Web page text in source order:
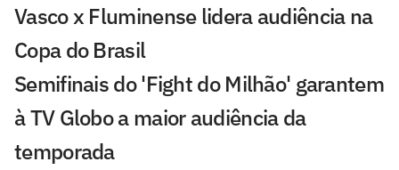
Vasco x Fluminense lidera audiência na
Copa do Brasil
Semifinais do 'Fight do Milhão' garantem
à TV Globo a maior audiência da
temporada